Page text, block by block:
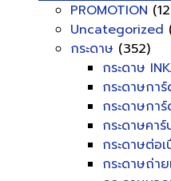
PROMOTION
Uncategorized
กระดาษ (352)
กระดาษ
กระดาษกา
กระดาษกา
กระดาษคา
กระดาษต่อ
กระดาษถ่า